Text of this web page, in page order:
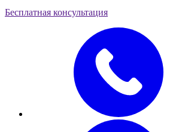
Бесплатная консультация